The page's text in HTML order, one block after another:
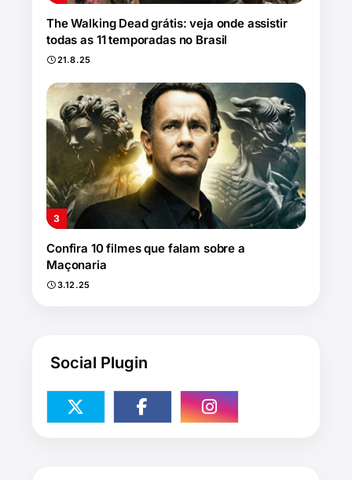
The Walking Dead grátis: veja onde assistir
todas as 11 temporadas no Brasil
21.8.25
Confira 10 filmes que falam sobre a
Maçonaria
3.12.25
Social Plugin